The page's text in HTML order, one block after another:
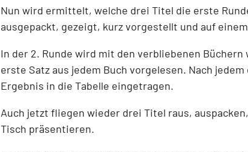
Nun wird ermittelt, welche drei Titel die erste
ausgepackt, gezeigt, kurz vorgestellt und auf
In der 2. Runde wird mit den verbliebenen
erste Satz aus jedem Buch vorgelesen. Nach
Ergebnis in die Tabelle eingetragen.
Auch jetzt fliegen wieder drei Titel raus,
Tisch präsentieren.